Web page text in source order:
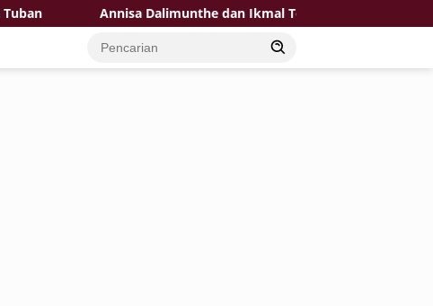
Annisa Dalimunthe dan Ikmal Tobing Bawakan Single Baru